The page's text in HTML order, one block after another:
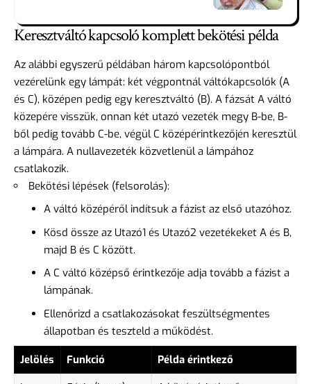
Keresztváltó kapcsoló komplett bekötési példa
Az alábbi egyszerű példában három kapcsolópontból
vezérelünk egy lámpát: két végpontnál váltókapcsolók (A
és C), középen pedig egy keresztváltó (B). A fázsát A váltó
közepére visszük, onnan két utazó vezeték megy B-be, B-
ből pedig tovább C-be, végül C középérintkezőjén keresztül
a lámpára. A nullavezeték közvetlenül a lámpához
csatlakozik.
Bekötési lépések (felsorolás):
A váltó középéről indítsuk a fázist az első utazóhoz.
Kösd össze az Utazó1 és Utazó2 vezetékeket A és B,
majd B és C között.
A C váltó középső érintkezője adja tovább a fázist a
lámpának.
Ellenőrizd a csatlakozásokat feszültségmentes
állapotban és teszteld a működést.
Jelölés Funkció
Példa érintkező